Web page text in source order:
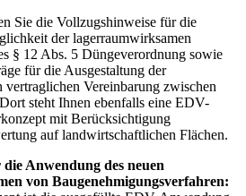
Sie die Vollzugshinweise für die
der lagerraumwirksamen
§ 12 Abs. 5 Düngeverordnung sowie
für die Ausgestaltung der
Vereinbarung zwischen
steht Ihnen ebenfalls eine EDV-
mit Berücksichtigung
auf landwirtschaftlichen Flächen.
Anwendung des neuen
von Baugenehmigungsverfahren: